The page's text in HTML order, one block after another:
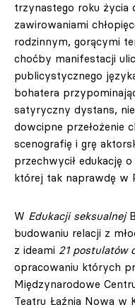
trzynastego roku życia
zawirowaniami
rodzinnym, gorącymi
choćby manifestacji
publicystycznego
bohatera
satyryczny dystans,
dowcipne przełożenie
scenografię i grę
przechwycił edukację
której tak naprawdę w
W Edukacji seksualnej
budowaniu relacji z
z ideami 21 postulatów
opracowaniu których
Międzynarodowe
Teatru Łaźnia Nowa w